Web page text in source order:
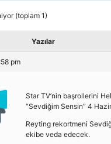
(toplam 1)
Yazılar
pm
Star TV’nin başrollerini
“Sevdiğim Sensin” 4
Reyting rekortmeni
ekibe veda edecek.